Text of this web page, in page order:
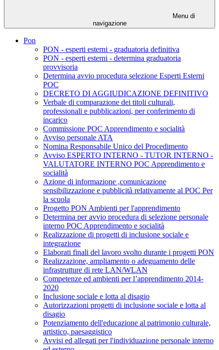
Menu di
navigazione
Pon
PON - esperti esterni - graduatoria definitiva
PON - esperti esterni - determina graduatoria
provvisoria
Determina avvio procedura selezione Esperti Esterni
POC
DECRETO DI AGGIUDICAZIONE DEFINITIVO
Verbale di comparazione dei titoli culturali,
professionali e pubblicazioni, per conferimento di
incarico
Commissione POC Apprendimento e socialità
Avviso personale ATA
Nomina Responsabile Unico del Procedimento
Avviso ESPERTO INTERNO - TUTOR INTERNO -
VALUTATORE INTERNO POC Apprendimento e
socialità
Azione di informazione ,comunicazione
sensibilizzazione e pubblicità relativamente al POC Per
la scuola
Progetto PON Ambienti per l'apprendimento
Determina per avvio procedura di selezione personale
interno POC Apprendimento e socialità
Realizzazione di progetti di inclusione sociale e
integrazione
Elaborati finali del lavoro svolto durante i progetti PON
Realizzazione, ampliamento o adeguamento delle
infrastrutture di rete LAN/WLAN
Competenze ed ambienti per l’apprendimento 2014-
2020
Inclusione sociale e lotta al disagio
Autorizzazioni progetti di inclusione sociale e lotta al
disagio
Potenziamento dell'educazione al patrimonio culturale,
artistico, paesaggistico
Avvisi ed allegati per l'individuazione personale interno